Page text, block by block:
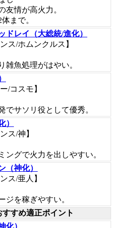
友情が高火力。
まで。
ドレイ（大総統/進化）
ス/ホムンクルス】
雑魚処理がはやい。
/コスモ】
でサソリ役として優秀。
）
ス/神】
ングで火力を出しやすい。
（神化）
ス/亜人】
ジを稼ぎやすい。
すすめ適正ポイント